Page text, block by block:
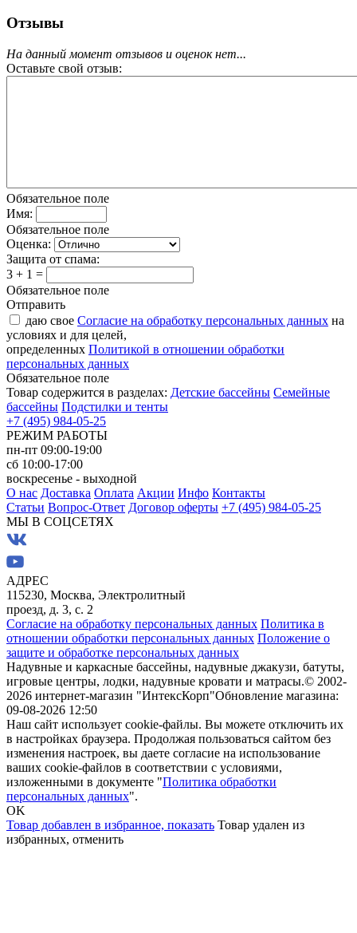
Отзывы
На данный момент отзывов и оценок нет...
Оставьте свой отзыв:
Обязательное поле
Имя:
Обязательное поле
Оценка:
Защита от спама:
3 + 1 =
Обязательное поле
Отправить
даю свое Согласие на обработку персональных данных на
условиях и для целей,
определенных Политикой в отношении обработки
персональных данных
Обязательное поле
Товар содержится в разделах: Детские бассейны Семейные
бассейны Подстилки и тенты
+7 (495) 984-05-25
РЕЖИМ РАБОТЫ
пн-пт 09:00-19:00
сб 10:00-17:00
воскресенье - выходной
О нас Доставка Оплата Акции Инфо Контакты
Статьи Вопрос-Ответ Договор оферты +7 (495) 984-05-25
МЫ В СОЦСЕТЯХ
АДРЕС
115230, Москва, Электролитный
проезд, д. 3, с. 2
Согласие на обработку персональных данных Политика в
отношении обработки персональных данных Положение о
защите и обработке персональных данных
Надувные и каркасные бассейны, надувные джакузи, батуты,
игровые центры, лодки, надувные кровати и матрасы.© 2002-
2026 интернет-магазин "ИнтексКорп"Обновление магазина:
09-08-2026 12:50
Наш сайт использует cookie-файлы. Вы можете отключить их
в настройках браузера. Продолжая пользоваться сайтом без
изменения настроек, вы даете согласие на использование
ваших cookie-файлов в соответствии с условиями,
изложенными в документе "Политика обработки
персональных данных".
OK
Товар добавлен в избранное, показать Товар удален из
избранных, отменить